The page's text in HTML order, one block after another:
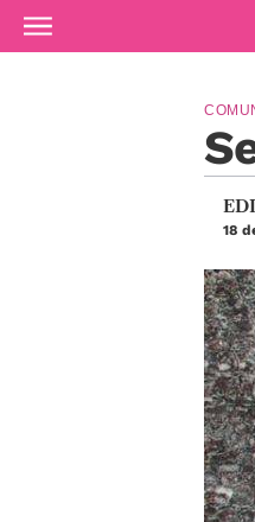
Ir al contenido principal
18